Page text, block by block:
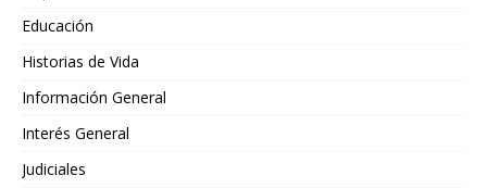
Educación
Historias de Vida
Información General
Interés General
Judiciales